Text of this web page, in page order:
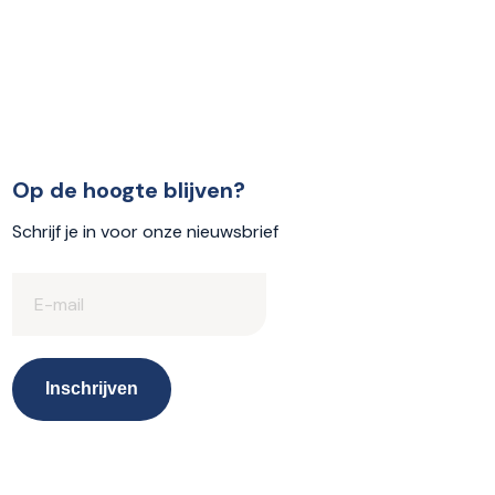
Op de hoogte blijven?
Schrijf je in voor onze nieuwsbrief